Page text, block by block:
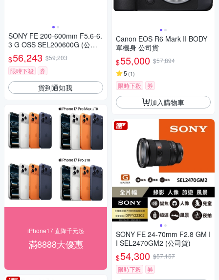
SONY FE 200-600mm F5.6-6.
3 G OSS SEL200600G (公司
貨)
$56,243 $59,203
限時下殺
券
貨到通知我
iPhone17 直降千元起
滿8888大優惠
Canon EOS R6 Mark II BODY
單機身 公司貨
$55,000 $57,894
5 (1)
限時下殺 券
加入購物車
SONY FE 24-70mm F2.8 GM I
I SEL2470GM2 (公司貨)
$54,300 $57,157
限時下殺
券